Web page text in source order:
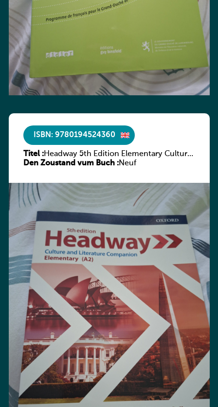
ISBN: 9780194524360
Titel :Headway 5th Edition Elementary Culture
and Literature Companion
Den Zoustand vum Buch :Neuf